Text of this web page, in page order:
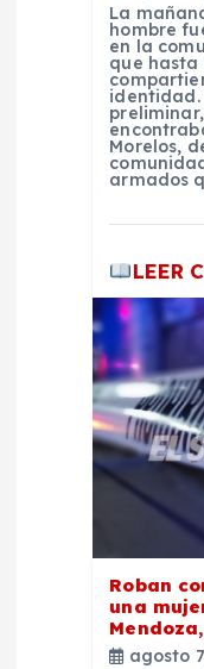
La
hombre
en la
que hasta
identidad.
Morelos,
armados
LEER
Roban
una
agosto